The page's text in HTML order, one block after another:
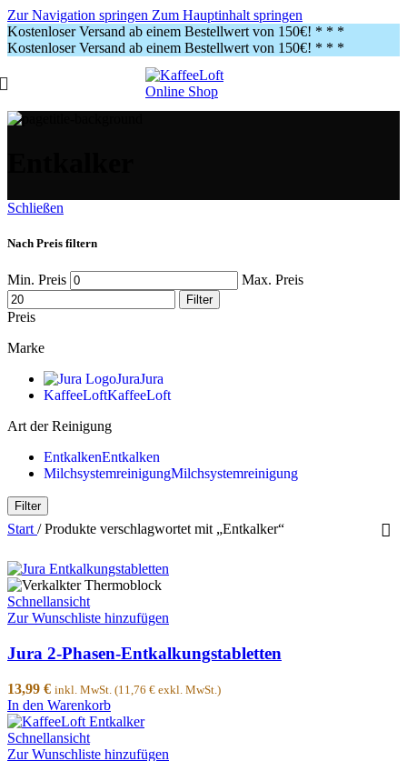
Zur Navigation springen Zum Hauptinhalt springen
Kostenloser Versand ab einem Bestellwert von 150€! * * *
Kostenloser Versand ab einem Bestellwert von 150€! * * *
Schließen
Nach Preis filtern
Min. Preis Max. Preis
Filter
Preis
Marke
JuraJura
KaffeeLoftKaffeeLoft
Art der Reinigung
EntkalkenEntkalken
MilchsystemreinigungMilchsystemreinigung
Filter
Start / Produkte verschlagwortet mit „Entkalker“
Schnellansicht
Zur Wunschliste hinzufügen
Jura 2-Phasen-Entkalkungstabletten
13,99 € inkl. MwSt. (11,76 € exkl. MwSt.)
In den Warenkorb
Schnellansicht
Zur Wunschliste hinzufügen